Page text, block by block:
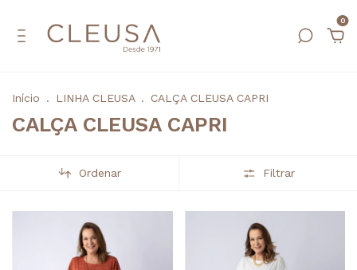
0
Início . LINHA CLEUSA . CALÇA CLEUSA CAPRI
CALÇA CLEUSA CAPRI
Ordenar Filtrar